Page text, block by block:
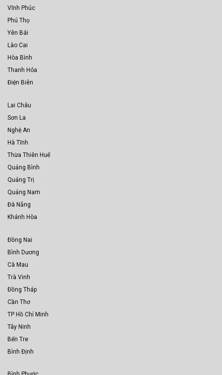
Vĩnh Phúc
Phú Thọ
Yên Bái
Lào Cai
Hòa Bình
Thanh Hóa
Điện Biên
Lai Châu
Sơn La
Nghệ An
Hà Tĩnh
Thừa Thiên Huế
Quảng Bình
Quảng Trị
Quảng Nam
Đà Nẵng
Khánh Hòa
Đồng Nai
Bình Dương
Cà Mau
Trà Vinh
Đồng Tháp
Cần Thơ
TP Hồ Chí Minh
Tây Ninh
Bến Tre
Bình Định